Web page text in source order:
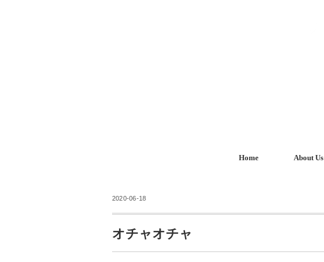
Home About Us
2020-06-18
オチャオチャ